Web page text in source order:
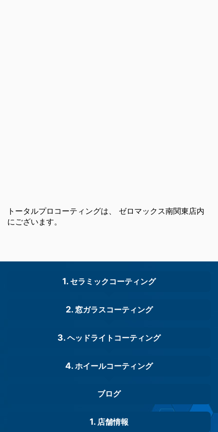
トータルプロコーティングは、 ゼロマックス南関東店内
にございます。
セラミックコーティング
窓ガラスコーティング
ヘッドライトコーティング
ホイールコーティング
ブログ
店舗情報